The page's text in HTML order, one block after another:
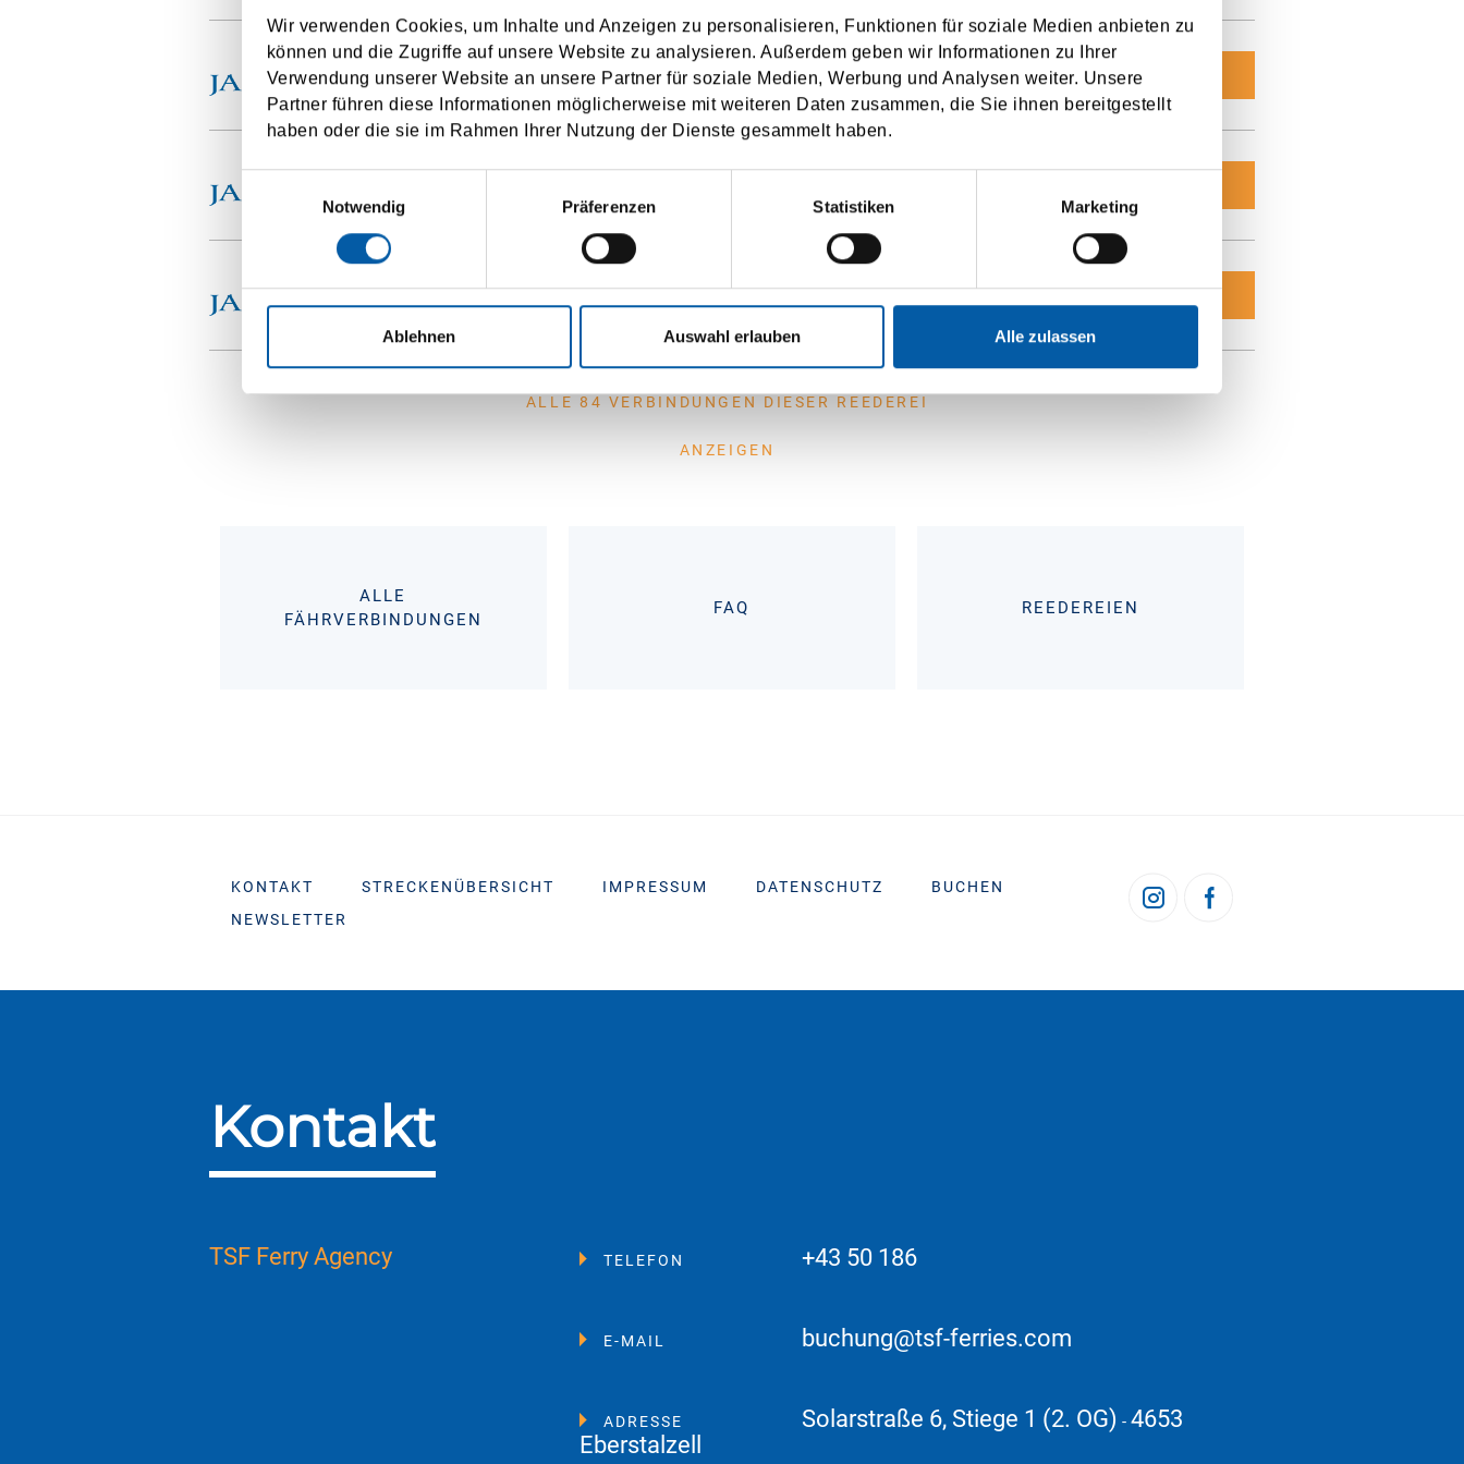
Wir verwenden Cookies, um Inhalte und Anzeigen zu personalisieren, Funktionen für soziale Medien anbieten zu
können und die Zugriffe auf unsere Website zu analysieren. Außerdem geben wir Informationen zu Ihrer
Verwendung unserer Website an unsere Partner für soziale Medien, Werbung und Analysen weiter. Unsere
Partner führen diese Informationen möglicherweise mit weiteren Daten zusammen, die Sie ihnen bereitgestellt
haben oder die sie im Rahmen Ihrer Nutzung der Dienste gesammelt haben.
Notwendig
Präferenzen Statistiken Marketing
Ablehnen Auswahl erlauben Alle zulassen
Dubrovnik
Bari
2-6 x wöchentlich
6-9 h Fahrzeit
ANFRAGEN
1-2 x wöchentlich
11-12 h Fahrzeit
ANFRAGEN
ALLE 84 VERBINDUNGEN DIESER REEDEREI
ANZEIGEN
ALLE
FÄHRVERBINDUNGEN
FAQ REEDEREIEN
KONTAKT STRECKENÜBERSICHT IMPRESSUM DATENSCHUTZ
BUCHEN
NEWSLETTER
Kontakt
TSF Ferry Agency TELEFON +43 50 186
E-MAIL buchung@tsf-ferries.com
ADRESSE Solarstraße 6, Stiege 1 (2. OG) - 4653
Eberstalzell